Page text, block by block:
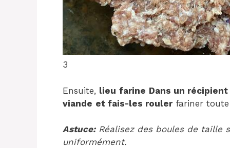
3
Ensuite, lieu farine Dans un
viande et fais-les roulerfariner toute
Astuce:Réalisez des boules de taille
uniformément.